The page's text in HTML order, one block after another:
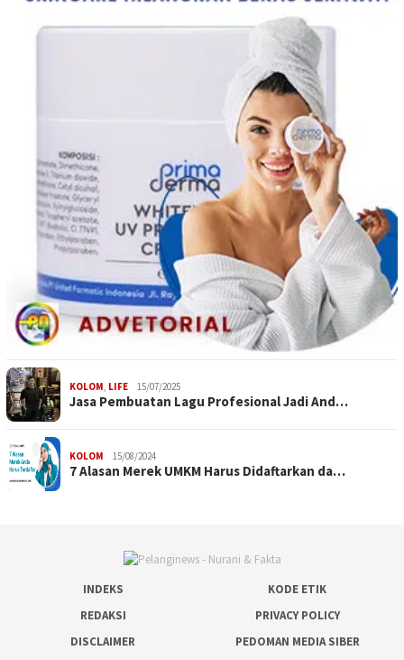
KOLOM, LIFE 15/07/2025
Jasa Pembuatan Lagu Profesional Jadi And…
KOLOM 15/08/2024
7 Alasan Merek UMKM Harus Didaftarkan da…
INDEKS
KODE ETIK
REDAKSI
PRIVACY POLICY
DISCLAIMER
PEDOMAN MEDIA SIBER